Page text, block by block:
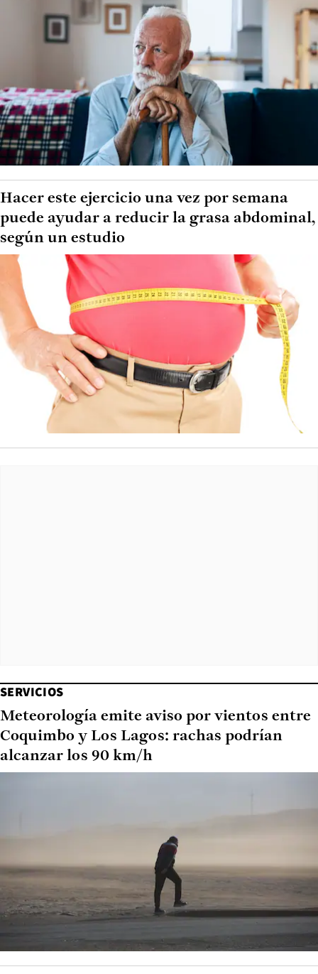
Hacer este ejercicio una vez por semana
puede ayudar a reducir la grasa abdominal,
según un estudio
SERVICIOS
Meteorología emite aviso por vientos entre
Coquimbo y Los Lagos: rachas podrían
alcanzar los 90 km/h